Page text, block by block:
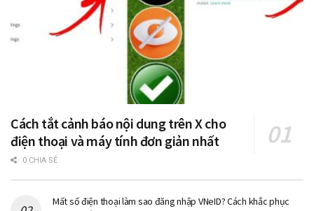
Cách tắt cảnh báo nội dung trên X cho
điện thoại và máy tính đơn giản nhất
0 CHIA SẺ
Mất số điện thoại làm sao đăng nhập VNeID? Cách khắc phục